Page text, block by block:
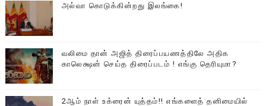
அல்வா கொடுக்கின்றது இலங்கை!
வலிமை தான் அஜித் திரைப்பயணத்திலே அதிக
காலெக்ஷன் செய்த திரைப்படம் ! எங்கு தெரியுமா?
2ஆம் நாள் உக்ரைன் யுத்தம்!! எங்களைத் தனிமையில்